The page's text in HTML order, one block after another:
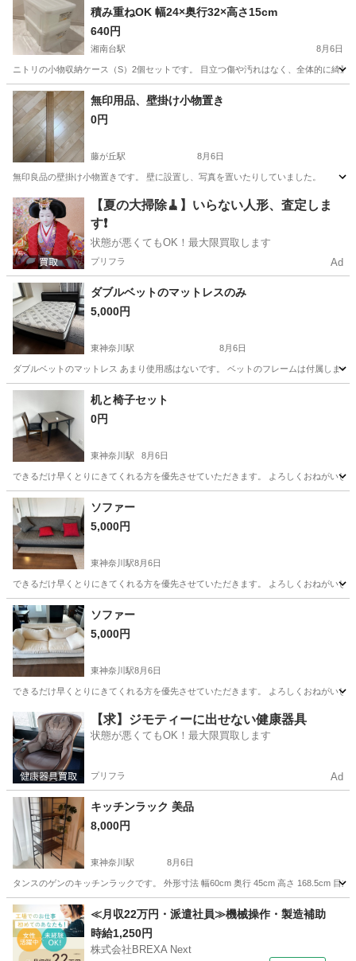
積み重ねOK 幅24×奥行32×高さ15cm
640円
湘南台駅 8月6日
ニトリの小物収納ケース（S）2個セットです。 目立つ傷や汚れはなく、全体的に綺
神奈川 藤沢市 湘南台駅 収納家具
無印用品、壁掛け小物置き
0円
藤が丘駅 8月6日
無印良品の壁掛け小物置きです。 壁に設置し、写真を置いたりしていました。
神奈川 藤が丘駅 家具
【夏の大掃除🧹】いらない人形、査定しま
す❗️
状態が悪くてもOK！最大限買取します
プリフラ Ad
ダブルベットのマットレスのみ
5,000円
東神奈川駅 8月6日
ダブルベットのマットレス あまり使用感はないです。 ベットのフレームは付属しま
神奈川 横浜市 東神奈川駅
机と椅子セット
0円
東神奈川駅 8月6日
できるだけ早くとりにきてくれる方を優先させていただきます。 よろしくおねがいし
神奈川 横浜市
ソファー
5,000円
東神奈川駅8月6日
できるだけ早くとりにきてくれる方を優先させていただきます。 よろしくおねがいし
神奈川 横浜市
ソファー
5,000円
東神奈川駅8月6日
できるだけ早くとりにきてくれる方を優先させていただきます。 よろしくおねがいし
神奈川 横浜市 東神奈川駅 ソファ ソファー
【求】ジモティーに出せない健康器具
状態が悪くてもOK！最大限買取します
プリフラ Ad
キッチンラック 美品
8,000円
東神奈川駅 8月6日
タンスのゲンのキッチンラックです。 外形寸法 幅60cm 奥行 45cm 高さ 168.5cm 目
神奈川 横浜市 東神奈川駅 収納家具
≪月収22万円・派遣社員≫機械操作・製造補助
時給1,250円
株式会社BREXA Next